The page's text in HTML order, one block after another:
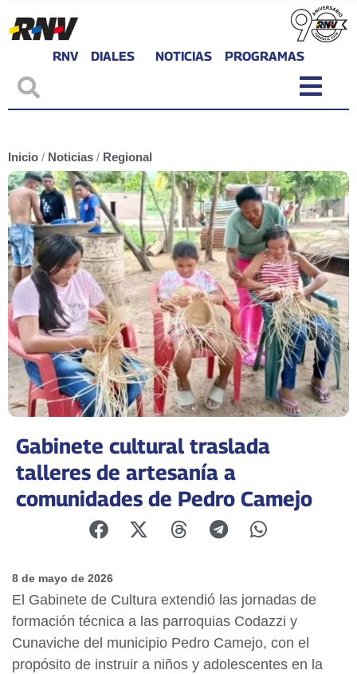
RNV DIALES NOTICIAS PROGRAMAS
Inicio / Noticias / Regional
Gabinete cultural traslada
talleres de artesanía a
comunidades de Pedro Camejo
8 de mayo de 2026
El Gabinete de Cultura extendió las jornadas de
formación técnica a las parroquias Codazzi y
Cunaviche del municipio Pedro Camejo, con el
propósito de instruir a niños y adolescentes en la